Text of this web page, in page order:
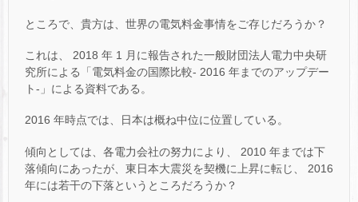
ところで、貴方は、世界の電気料金事情をご存じだろうか？
これは、 2018 年 1 月に報告された一般財団法人電力中央研
究所による「電気料金の国際比較- 2016 年までのアップデー
ト-」による資料である。
2016 年時点では、日本は概ね中位に位置している。
傾向としては、各電力会社の努力により、 2010 年までは下
落傾向にあったが、東日本大震災を契機に上昇に転じ、 2016
年には若干の下落というところだろうか？